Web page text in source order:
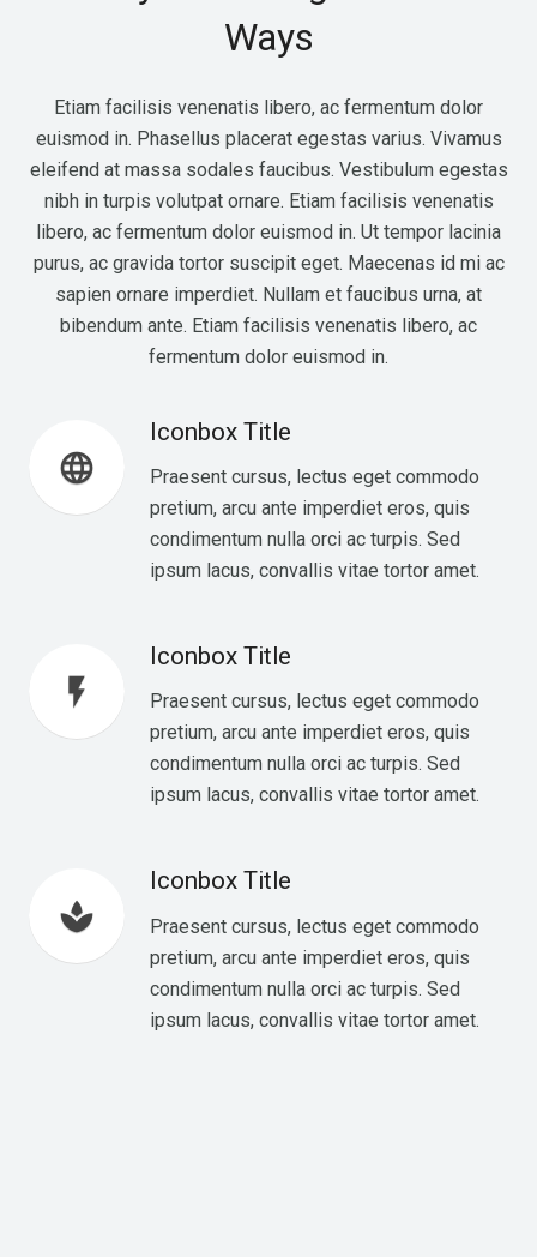
Ways
Etiam facilisis venenatis libero, ac fermentum dolor
euismod in. Phasellus placerat egestas varius. Vivamus
eleifend at massa sodales faucibus. Vestibulum egestas
nibh in turpis volutpat ornare. Etiam facilisis venenatis
libero, ac fermentum dolor euismod in. Ut tempor lacinia
purus, ac gravida tortor suscipit eget. Maecenas id mi ac
sapien ornare imperdiet. Nullam et faucibus urna, at
bibendum ante. Etiam facilisis venenatis libero, ac
fermentum dolor euismod in.
language
Iconbox Title
Praesent cursus, lectus eget commodo
pretium, arcu ante imperdiet eros, quis
condimentum nulla orci ac turpis. Sed
ipsum lacus, convallis vitae tortor amet.
flash_on
Iconbox Title
Praesent cursus, lectus eget commodo
pretium, arcu ante imperdiet eros, quis
condimentum nulla orci ac turpis. Sed
ipsum lacus, convallis vitae tortor amet.
spa
Iconbox Title
Praesent cursus, lectus eget commodo
pretium, arcu ante imperdiet eros, quis
condimentum nulla orci ac turpis. Sed
ipsum lacus, convallis vitae tortor amet.